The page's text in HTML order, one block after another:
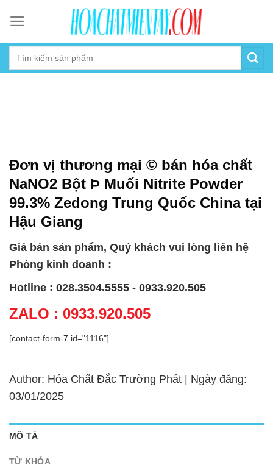
content
Đơn vị thương mại © bán hóa chất
NaNO2 Bột Þ Muối Nitrite Powder
99.3% Zedong Trung Quốc China tại
Hậu Giang
Giá bán sản phẩm, Quý khách vui lòng liên hệ
Phòng kinh doanh :
Hotline : 028.3504.5555 - 0933.920.505
ZALO : 0933.920.505
[contact-form-7 id="1116"]
Author: Hóa Chất Đắc Trường Phát | Ngày đăng:
03/01/2025
MÔ TẢ
TỪ KHÓA